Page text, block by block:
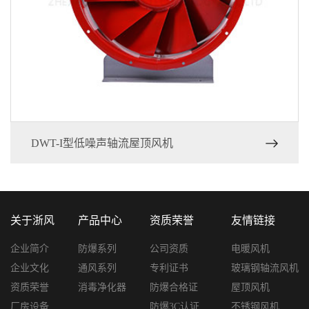
DWT-I型低噪声轴流屋顶风机
关于浙风
企业简介
企业文化
资质荣誉
厂房设备
产品中心
防爆系列
通风系列
消毒净化器
资质荣誉
公司资质
专利证书
防爆合格证
防爆3C认证
友情链接
电暖风机
玻璃钢轴流风机
屋顶风机
不锈钢风机